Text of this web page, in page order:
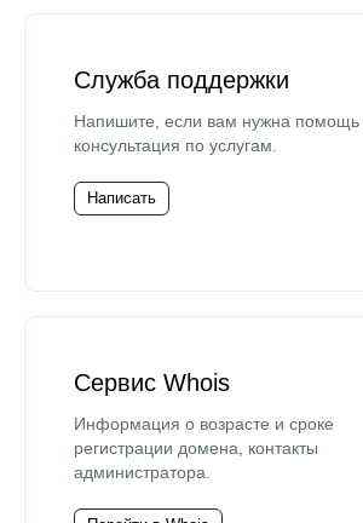
Служба поддержки
Напишите, если вам нужна помощь
консультация по услугам.
Написать
Сервис Whois
Информация о возрасте и сроке
регистрации домена, контакты
администратора.